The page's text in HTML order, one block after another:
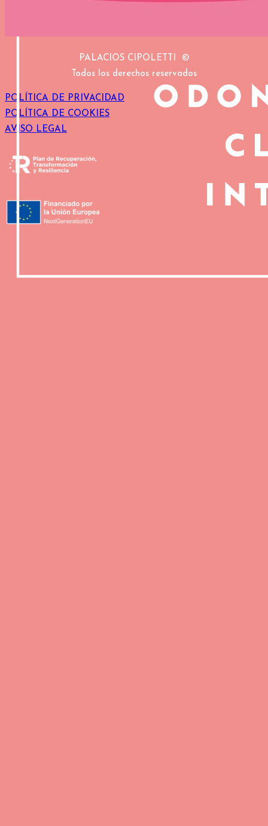
PALACIOS CIPOLETTI ©
Todos los derechos reservados
POLÍTICA DE PRIVACIDAD
POLÍTICA DE COOKIES
AVISO LEGAL